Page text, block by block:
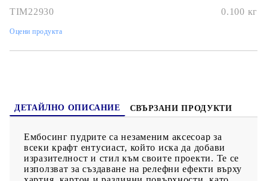
TIM22930 0.100 кг
Оцени продукта
ДЕТАЙЛНО ОПИСАНИЕ СВЪРЗАНИ ПРОДУКТИ
Ембосинг пудрите са незаменим аксесоар за
всеки крафт ентусиаст, който иска да добави
изразителност и стил към своите проекти. Те се
използват за създаване на релефни ефекти върху